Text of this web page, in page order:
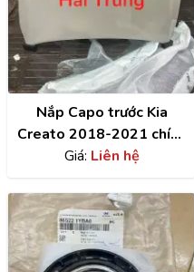
Nắp Capo trước Kia
Creato 2018-2021 chính
hãng | 66400M6000
Giá: Liên hệ